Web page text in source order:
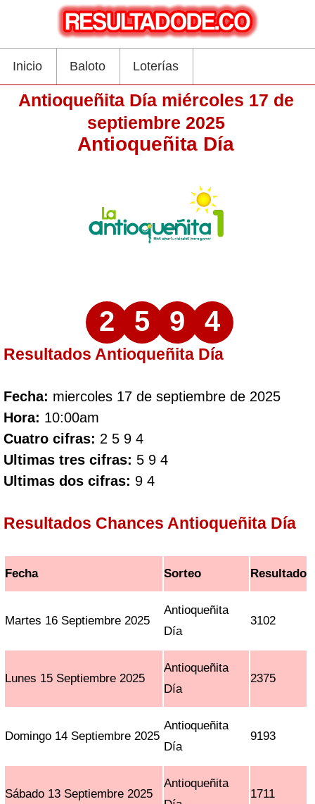
Inicio Baloto Loterías
Antioqueñita Día miércoles 17 de
septiembre 2025
Antioqueñita Día
2 5 9 4
Resultados Antioqueñita Día
Fecha: miercoles 17 de septiembre de 2025
Hora: 10:00am
Cuatro cifras: 2 5 9 4
Ultimas tres cifras: 5 9 4
Ultimas dos cifras: 9 4
Resultados Chances Antioqueñita Día
Fecha Sorteo Resultado
Martes 16 Septiembre 2025
Antioqueñita
Día
3102
Lunes 15 Septiembre 2025
Antioqueñita
Día
2375
Domingo 14 Septiembre 2025
Antioqueñita
Día
9193
Sábado 13 Septiembre 2025
Antioqueñita
1711